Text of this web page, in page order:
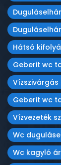
Hátsó
Geberit wc
Geberit wc
Vízvezeték
Wc
Wc kagyló